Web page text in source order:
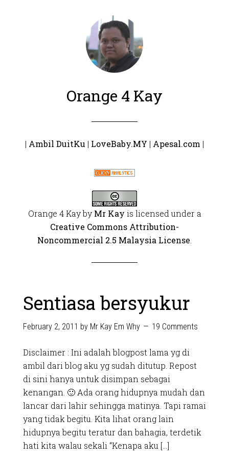
Orange 4 Kay
| Ambil DuitKu | LoveBaby.MY | Apesal.com |
Orange 4 Kayby Mr Kay is licensed under a
Creative Commons Attribution-
Noncommercial 2.5 Malaysia License
Sentiasa bersyukur
February 2, 2011 by Mr Kay Em Why 19 Comments
Disclaimer : Ini adalah blogpost lama yg di
ambil dari blog aku yg sudah ditutup. Repost
di sini hanya untuk disimpan sebagai
kenangan. 🙂 Ada orang hidupnya mudah dan
lancar dari lahir sehingga matinya. Tapi ramai
yang tidak begitu. Kita lihat orang lain
hidupnya begitu teratur dan bahagia, terdetik
hati kita walau sekali “Kenapa aku […]